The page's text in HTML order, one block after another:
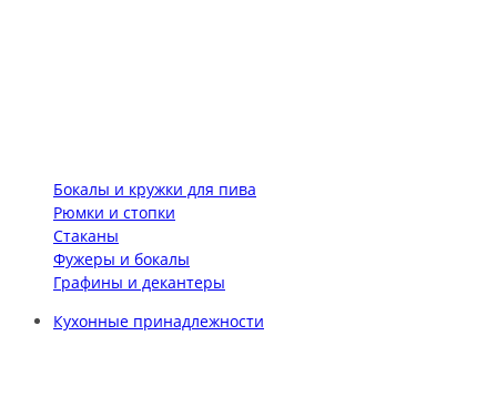
Бокалы и кружки для пива
Рюмки и стопки
Стаканы
Фужеры и бокалы
Графины и декантеры
Кухонные принадлежности